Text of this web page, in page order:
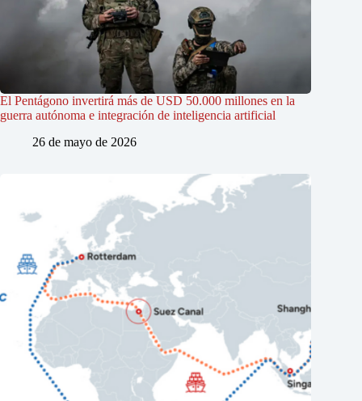
El Pentágono invertirá más de USD 50.000 millones en la
guerra autónoma e integración de inteligencia artificial
26 de mayo de 2026